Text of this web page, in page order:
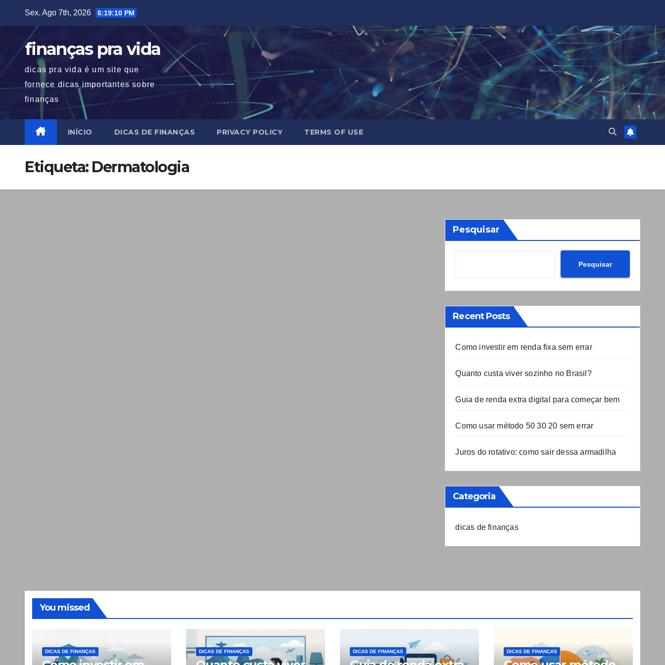
Sex. Ago 7th, 2026 6:19:10 PM
finanças pra vida
dicas pra vida é um site que
fornece dicas importantes sobre
finanças
INÍCIO DICAS DE FINANÇAS PRIVACY POLICY TERMS OF USE
Etiqueta: Dermatologia
Pesquisar
Pesquisar
Recent Posts
Como investir em renda fixa sem errar
Quanto custa viver sozinho no Brasil?
Guia de renda extra digital para começar bem
Como usar método 50 30 20 sem errar
Juros do rotativo: como sair dessa armadilha
Categoria
dicas de finanças
You missed
DICAS DE FINANÇAS DICAS DE FINANÇAS DICAS DE FINANÇAS DICAS DE FINANÇAS